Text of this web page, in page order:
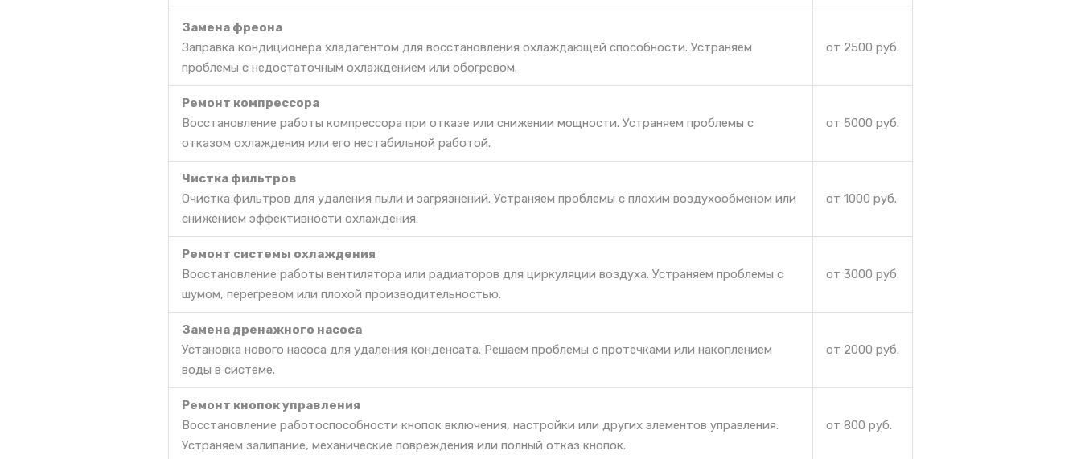
Замена фреона
Заправка кондиционера хладагентом для восстановления охлаждающей способности. Устраняем
проблемы с недостаточным охлаждением или обогревом.
от 2500 руб.
Ремонт компрессора
Восстановление работы компрессора при отказе или снижении мощности. Устраняем проблемы с
отказом охлаждения или его нестабильной работой.
от 5000 руб.
Чистка фильтров
Очистка фильтров для удаления пыли и загрязнений. Устраняем проблемы с плохим воздухообменом или
снижением эффективности охлаждения.
от 1000 руб.
Ремонт системы охлаждения
Восстановление работы вентилятора или радиаторов для циркуляции воздуха. Устраняем проблемы с
шумом, перегревом или плохой производительностью.
от 3000 руб.
Замена дренажного насоса
Установка нового насоса для удаления конденсата. Решаем проблемы с протечками или накоплением
воды в системе.
от 2000 руб.
Ремонт кнопок управления
Восстановление работоспособности кнопок включения, настройки или других элементов управления.
Устраняем залипание, механические повреждения или полный отказ кнопок.
от 800 руб.